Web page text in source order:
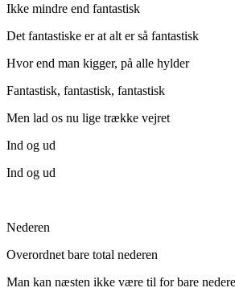
Ikke mindre end fantastisk
Det fantastiske er at alt er så fantastisk
Hvor end man kigger, på alle hylder
Fantastisk, fantastisk, fantastisk
Men lad os nu lige trække vejret
Ind og ud
Ind og ud
Nederen
Overordnet bare total nederen
Man kan næsten ikke være til for bare